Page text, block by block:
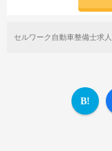
セルワーク自動車整備士求人